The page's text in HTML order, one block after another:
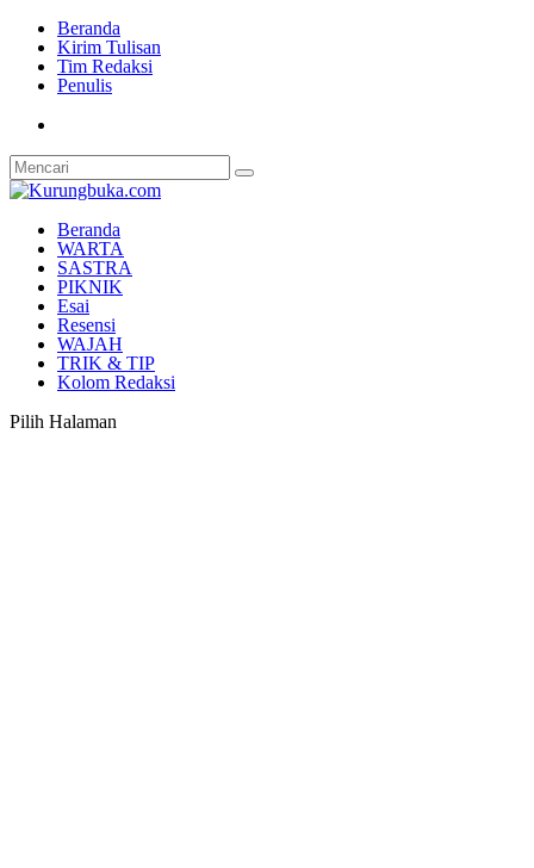
Beranda
Kirim Tulisan
Tim Redaksi
Penulis
Beranda
WARTA
SASTRA
PIKNIK
Esai
Resensi
WAJAH
TRIK & TIP
Kolom Redaksi
Pilih Halaman